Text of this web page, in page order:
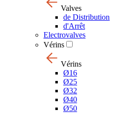
Valves
de Distribution
d'Arrêt
Electrovalves
Vérins
Vérins
Ø16
Ø25
Ø32
Ø40
Ø50